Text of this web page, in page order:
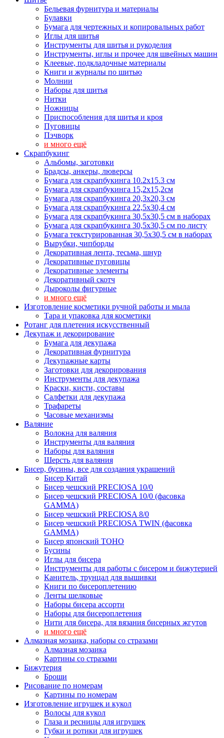
Бельевая фурнитура и материалы
Булавки
Бумага для чертежных и копировальных работ
Иглы для шитья
Инструменты для шитья и рукоделия
Инструменты, иглы и прочее для швейных машин
Клеевые, подкладочные материалы
Книги и журналы по шитью
Молнии
Наборы для шитья
Нитки
Ножницы
Приспособления для шитья и кроя
Пуговицы
Пэчворк
и много ещё
Скрапбукинг
Альбомы, заготовки
Брадсы, анкеры, люверсы
Бумага для скрапбукинга 10.2х15.3 см
Бумага для скрапбукинга 15,2х15,2см
Бумага для скрапбукинга 20,3х20,3 см
Бумага для скрапбукинга 22,5х30,4 см
Бумага для скрапбукинга 30,5х30,5 см в наборах
Бумага для скрапбукинга 30,5х30,5 см по листу
Бумага текстурированная 30,5х30,5 см в наборах
Вырубки, чипборды
Декоративная лента, тесьма, шнур
Декоративные пуговицы
Декоративные элементы
Декоративный скотч
Дыроколы фигурные
и много ещё
Изготовление косметики ручной работы и мыла
Тара и упаковка для косметики
Ротанг для плетения искусственный
Декупаж и декорирование
Бумага для декупажа
Декоративная фурнитура
Декупажные карты
Заготовки для декорирования
Инструменты для декупажа
Краски, кисти, составы
Салфетки для декупажа
Трафареты
Часовые механизмы
Валяние
Волокна для валяния
Инструменты для валяния
Наборы для валяния
Шерсть для валяния
Бисер, бусины, все для создания украшений
Бисер Китай
Бисер чешский PRECIOSA 10/0
Бисер чешский PRECIOSA 10/0 (фасовка
GAMMA)
Бисер чешский PRECIOSA 8/0
Бисер чешский PRECIOSA TWIN (фасовка
GAMMA)
Бисер японский TOHO
Бусины
Иглы для бисера
Инструменты для работы с бисером и бижутерией
Канитель, трунцал для вышивки
Книги по бисероплетению
Ленты шелковые
Наборы бисера ассорти
Наборы для бисероплетения
Нити для бисера, для вязания бисерных жгутов
и много ещё
Алмазная мозаика, наборы со стразами
Алмазная мозаика
Картины co стразами
Бижутерия
Броши
Рисование по номерам
Картины по номерам
Изготовление игрушек и кукол
Волосы для кукол
Глаза и ресницы для игрушек
Губки и ротики для игрушек